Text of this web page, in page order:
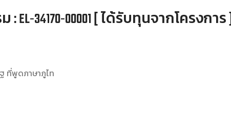
34170-00001 [ ได้รับทุนจากโครงการ ]
ที่พูดภาษาภูไท